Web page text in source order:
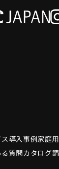
導入事例家庭
質問カタログ